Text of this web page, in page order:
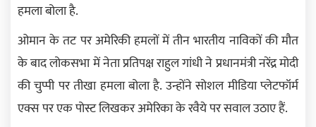
हमला बोला है.
ओमान के तट पर अमेरिकी हमलों में तीन भारतीय नाविकों की मौत
के बाद लोकसभा में नेता प्रतिपक्ष राहुल गांधी ने प्रधानमंत्री नरेंद्र मोदी
की चुप्पी पर तीखा हमला बोला है. उन्होंने सोशल मीडिया प्लेटफॉर्म
एक्स पर एक पोस्ट लिखकर अमेरिका के रवैये पर सवाल उठाए हैं.